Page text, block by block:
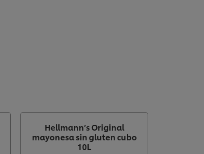
Hellmann’s Original
mayonesa sin gluten cubo
10L